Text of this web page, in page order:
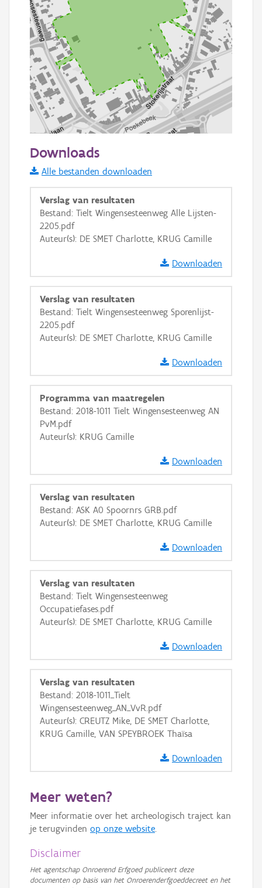
Informatie Vlaanderen
i
+
Basis Lagen
OSM-Basiskaart
GRB-Basiskaart
GRB-Basiskaart in grijswaarden
Downloads
Alle bestanden downloaden
Verslag van resultaten
Bestand: Tielt Wingensesteenweg Alle Lijsten-
2205.pdf
Auteur(s): DE SMET Charlotte, KRUG Camille
Downloaden
Verslag van resultaten
Bestand: Tielt Wingensesteenweg Sporenlijst-
2205.pdf
Auteur(s): DE SMET Charlotte, KRUG Camille
Downloaden
Programma van maatregelen
Bestand: 2018-1011 Tielt Wingensesteenweg AN
PvM.pdf
Auteur(s): KRUG Camille
Downloaden
Verslag van resultaten
Bestand: ASK A0 Spoornrs GRB.pdf
Auteur(s): DE SMET Charlotte, KRUG Camille
Downloaden
Verslag van resultaten
Bestand: Tielt Wingensesteenweg
Occupatiefases.pdf
Auteur(s): DE SMET Charlotte, KRUG Camille
Downloaden
Verslag van resultaten
Bestand: 2018-1011_Tielt
Wingensesteenweg_AN_VvR.pdf
Auteur(s): CREUTZ Mike, DE SMET Charlotte,
KRUG Camille, VAN SPEYBROEK Thaïsa
Downloaden
Meer weten?
Meer informatie over het archeologisch traject kan
je terugvinden op onze website.
Disclaimer
Het agentschap Onroerend Erfgoed publiceert deze
documenten op basis van het Onroerenderfgoeddecreet en het